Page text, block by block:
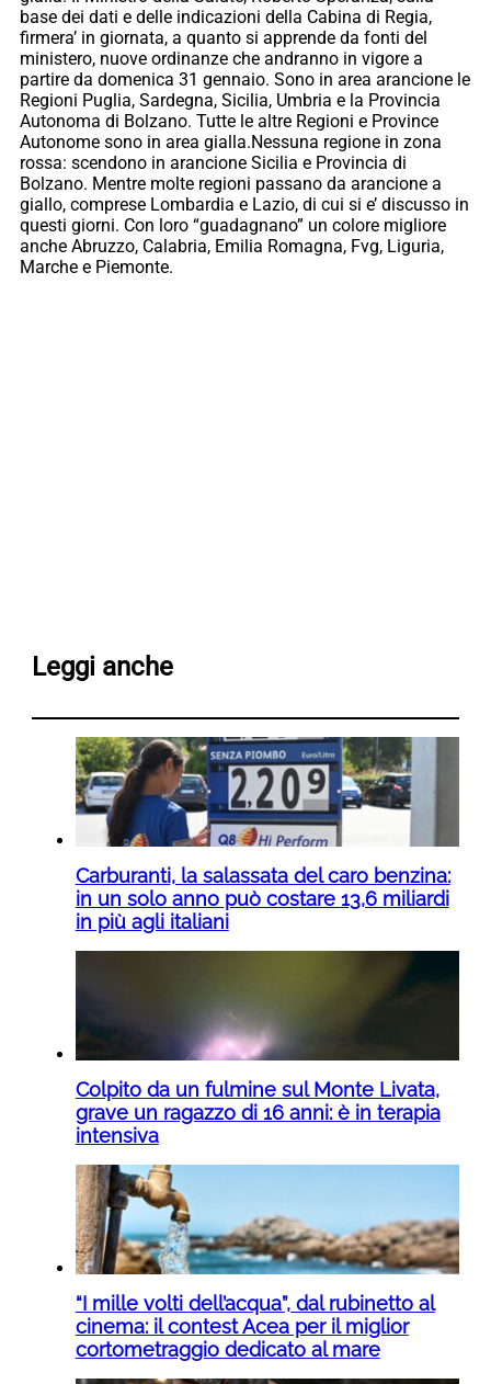
base dei dati e delle indicazioni della Cabina di Regia,
firmera’ in giornata, a quanto si apprende da fonti del
ministero, nuove ordinanze che andranno in vigore a
partire da domenica 31 gennaio. Sono in area arancione le
Regioni Puglia, Sardegna, Sicilia, Umbria e la Provincia
Autonoma di Bolzano. Tutte le altre Regioni e Province
Autonome sono in area gialla.Nessuna regione in zona
rossa: scendono in arancione Sicilia e Provincia di
Bolzano. Mentre molte regioni passano da arancione a
giallo, comprese Lombardia e Lazio, di cui si e’ discusso in
questi giorni. Con loro “guadagnano” un colore migliore
anche Abruzzo, Calabria, Emilia Romagna, Fvg, Liguria,
Marche e Piemonte.
Leggi anche
Carburanti, la salassata del caro benzina:
in un solo anno può costare 13,6 miliardi
in più agli italiani
Colpito da un fulmine sul Monte Livata,
grave un ragazzo di 16 anni: è in terapia
intensiva
“I mille volti dell’acqua”, dal rubinetto al
cinema: il contest Acea per il miglior
cortometraggio dedicato al mare